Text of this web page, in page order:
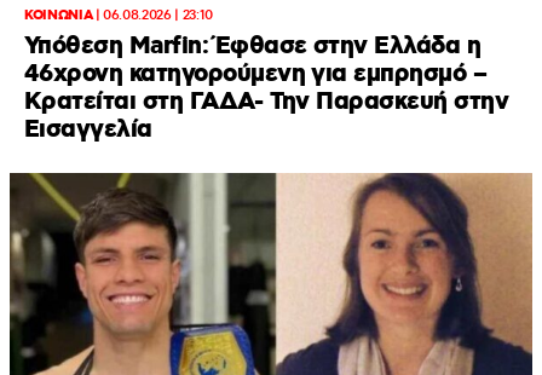
ΚΟΙΝΩΝΙΑ|06.08.2026 | 23:10
Υπόθεση Marfin: Έφθασε στην Ελλάδα η
46χρονη κατηγορούμενη για εμπρησμό –
Κρατείται στη ΓΑΔΑ- Την Παρασκευή στην
Εισαγγελία